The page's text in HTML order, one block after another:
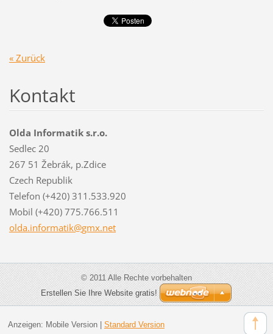
« Zurück
Kontakt
Olda Informatik s.r.o.
Sedlec 20
267 51 Žebrák, p.Zdice
Czech Republik
Telefon (+420) 311.533.920
Mobil (+420) 775.766.511
olda.informatik@gmx.net
© 2011 Alle Rechte vorbehalten
Erstellen Sie Ihre Website gratis!
Anzeigen: Mobile Version| Standard Version